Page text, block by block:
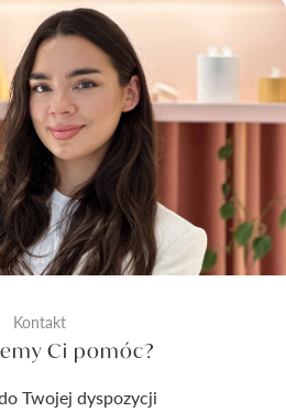
Kontakt
Ci pomóc?
Twojej dyspozycji